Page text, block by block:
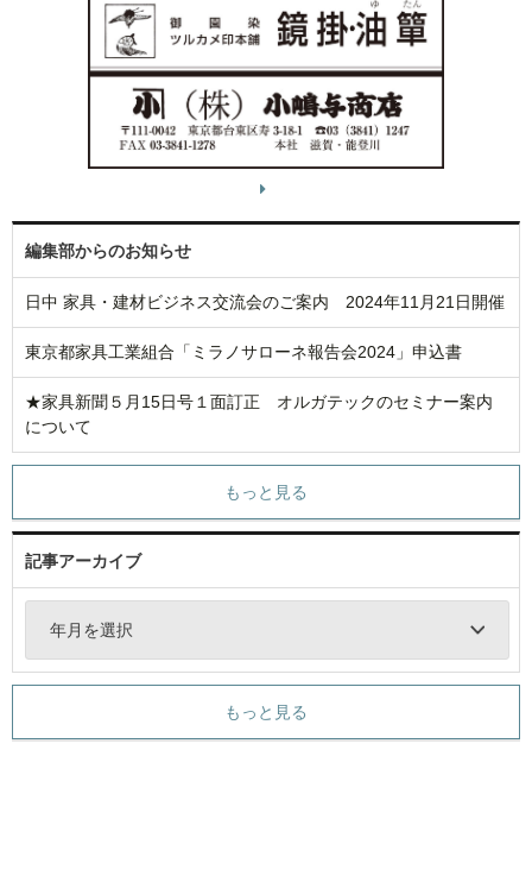
編集部からのお知らせ
日中 家具・建材ビジネス交流会のご案内 2024年11月21日開催
東京都家具工業組合「ミラノサローネ報告会2024」申込書
★家具新聞５月15日号１面訂正 オルガテックのセミナー案内
について
もっと見る
記事アーカイブ
年月を選択
もっと見る